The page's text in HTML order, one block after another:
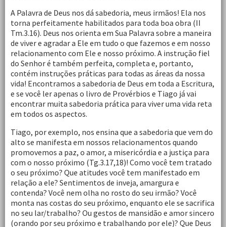
A Palavra de Deus nos dá sabedoria, meus irmãos! Ela nos
torna perfeitamente habilitados para toda boa obra (II
Tm.3.16). Deus nos orienta em Sua Palavra sobre a maneira
de viver e agradar a Ele em tudo o que fazemos e em nosso
relacionamento com Ele e nosso próximo. A instrução fiel
do Senhor é também perfeita, completa e, portanto,
contém instruções práticas para todas as áreas da nossa
vida! Encontramos a sabedoria de Deus em toda a Escritura,
e se você ler apenas o livro de Provérbios e Tiago já vai
encontrar muita sabedoria prática para viver uma vida reta
em todos os aspectos.
Tiago, por exemplo, nos ensina que a sabedoria que vem do
alto se manifesta em nossos relacionamentos quando
promovemos a paz, o amor, a misericórdia e a justiça para
com o nosso próximo (Tg.3.17,18)! Como você tem tratado
o seu próximo? Que atitudes você tem manifestado em
relação a ele? Sentimentos de inveja, amargura e
contenda? Você nem olha no rosto do seu irmão? Você
monta nas costas do seu próximo, enquanto ele se sacrifica
no seu lar/trabalho? Ou gestos de mansidão e amor sincero
(orando por seu próximo e trabalhando por ele)? Que Deus